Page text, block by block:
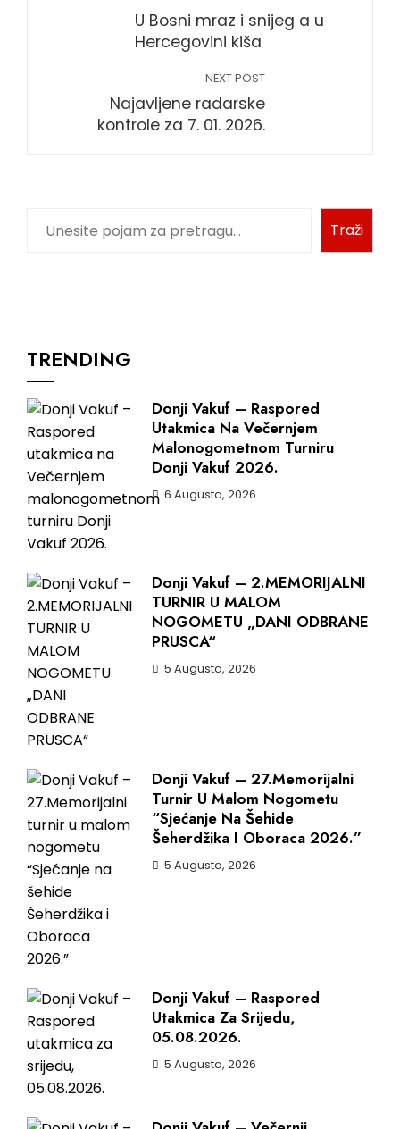
U Bosni mraz i snijeg a u
Hercegovini kiša
NEXT POST
Najavljene radarske
kontrole za 7. 01. 2026.
Traži
TRENDING
Donji Vakuf – Raspored
Utakmica Na Večernjem
Malonogometnom Turniru
Donji Vakuf 2026.
6 Augusta, 2026
Donji Vakuf – 2.MEMORIJALNI
TURNIR U MALOM
NOGOMETU „DANI ODBRANE
PRUSCA“
5 Augusta, 2026
Donji Vakuf – 27.Memorijalni
Turnir U Malom Nogometu
“Sjećanje Na Šehide
Šeherdžika I Oboraca 2026.”
5 Augusta, 2026
Donji Vakuf – Raspored
Utakmica Za Srijedu,
05.08.2026.
5 Augusta, 2026